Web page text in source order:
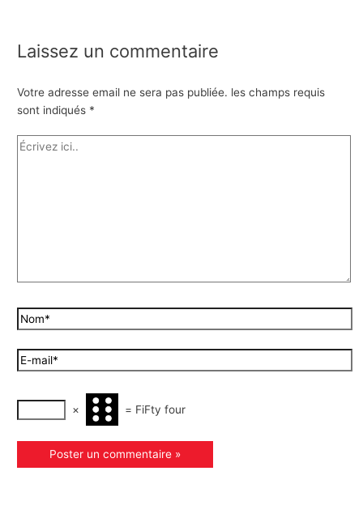
Laissez un commentaire
Votre adresse email ne sera pas publiée. les champs requis
sont indiqués *
× = FiFty four